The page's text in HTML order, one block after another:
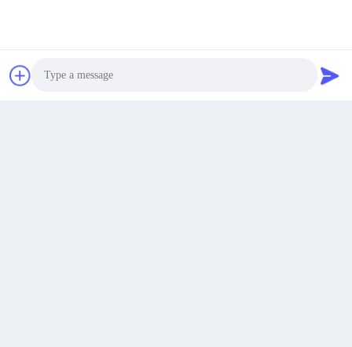
Διεύθυνση
Γραφείο Υποπεριφέρειας Shuikou, Περιφέρεια